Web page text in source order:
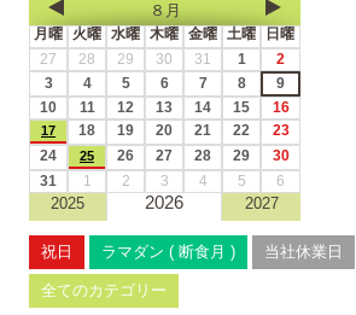
８月
月曜 火曜 水曜 木曜 金曜 土曜
日曜
27
28 29 30 31 1
2
3
4 5 6 7 8
9
10
11 12 13 14 15 16
17 18 19 20 21 22
23
24
25 26 27 28 29
30
31
1 2 3 4 5 6
2025 2026 2027
祝日 ラマダン ( 断食月 ) 当社休業日
全てのカテゴリー